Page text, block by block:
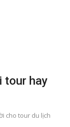
tour hay
cho tour du lịch